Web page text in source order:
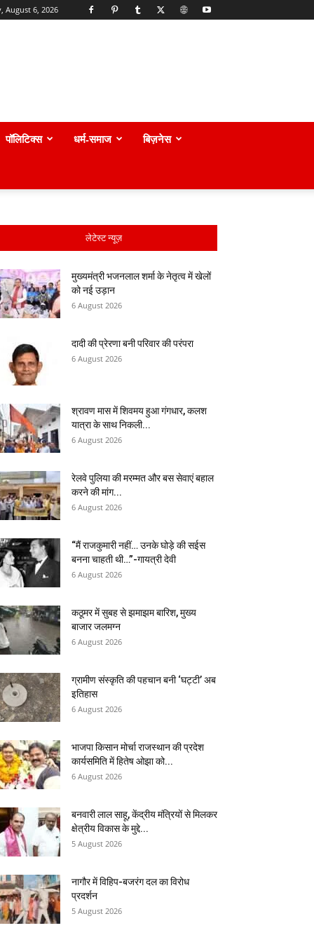
August 6, 2026
पॉलिटिक्स धर्म-समाज बिज़नेस
लेटेस्ट न्यूज़
मुख्यमंत्री भजनलाल शर्मा के नेतृत्व में खेलों
को नई उड़ान
6 August 2026
दादी की प्रेरणा बनी परिवार की परंपरा
6 August 2026
श्रावण मास में शिवमय हुआ गंगधार, कलश
यात्रा के साथ निकली...
6 August 2026
रेलवे पुलिया की मरम्मत और बस सेवाएं बहाल
करने की मांग...
6 August 2026
“मैं राजकुमारी नहीं… उनके घोड़े की सईस
बनना चाहती थी…”-गायत्री देवी
6 August 2026
कठूमर में सुबह से झमाझम बारिश, मुख्य
बाजार जलमग्न
6 August 2026
ग्रामीण संस्कृति की पहचान बनी ‘घट्टी’ अब
इतिहास
6 August 2026
भाजपा किसान मोर्चा राजस्थान की प्रदेश
कार्यसमिति में हितेष ओझा को...
6 August 2026
बनवारी लाल साहू, केंद्रीय मंत्रियों से मिलकर
क्षेत्रीय विकास के मुद्दे...
5 August 2026
नागौर में विहिप-बजरंग दल का विरोध
प्रदर्शन
5 August 2026